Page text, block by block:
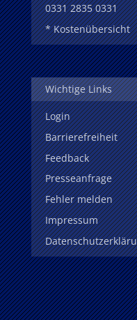
0331 2835 0331
* Kostenübersicht
Wichtige Links
Login
Barrierefreiheit
Feedback
Presseanfrage
Fehler melden
Impressum